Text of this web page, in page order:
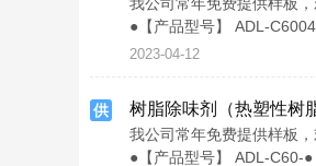
●【产品型号】 ADL-
2023-04-12
供 树脂除味剂（热塑性树
我公司常年免费提供样板
●【产品型号】 ADL-C60-